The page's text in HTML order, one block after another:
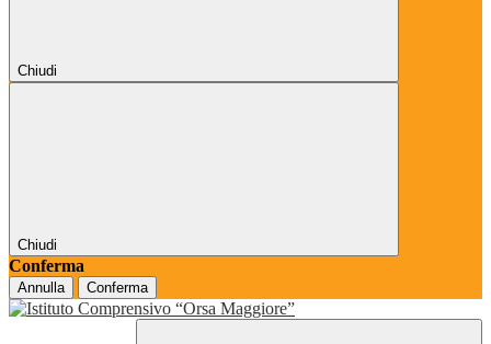
Chiudi
Chiudi
Conferma
Annulla Conferma